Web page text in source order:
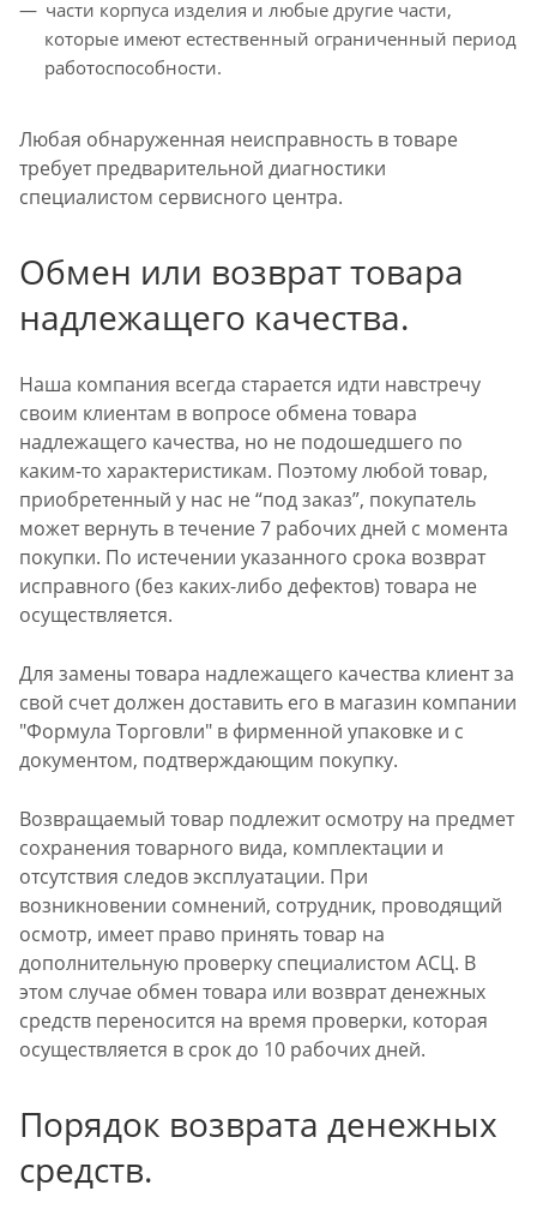
части корпуса изделия и любые другие части,
которые имеют естественный ограниченный период
работоспособности.
Любая обнаруженная неисправность в товаре
требует предварительной диагностики
специалистом сервисного центра.
Обмен или возврат товара
надлежащего качества.
Наша компания всегда старается идти навстречу
своим клиентам в вопросе обмена товара
надлежащего качества, но не подошедшего по
каким-то характеристикам. Поэтому любой товар,
приобретенный у нас не “под заказ”, покупатель
может вернуть в течение 7 рабочих дней с момента
покупки. По истечении указанного срока возврат
исправного (без каких-либо дефектов) товара не
осуществляется.
Для замены товара надлежащего качества клиент за
свой счет должен доставить его в магазин компании
"Формула Торговли" в фирменной упаковке и с
документом, подтверждающим покупку.
Возвращаемый товар подлежит осмотру на предмет
сохранения товарного вида, комплектации и
отсутствия следов эксплуатации. При
возникновении сомнений, сотрудник, проводящий
осмотр, имеет право принять товар на
дополнительную проверку специалистом АСЦ. В
этом случае обмен товара или возврат денежных
средств переносится на время проверки, которая
осуществляется в срок до 10 рабочих дней.
Порядок возврата денежных
средств.